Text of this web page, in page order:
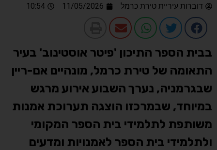
דוברות עיריית טירת כרמל
11/05/2026
10:54
בבית הספר התיכון 'פיטר אוסטינוב' בעיר
התאומה של טירת כרמל, מונהיים אם-ריין
שבגרמניה, נערך השבוע אירוע מרגש
במיוחד, שבמרכזו הוצגה תערוכת אמנות
משותפת לתלמידי בית הספר המקומי
ולתלמידי בית הספר לאמנויות ומדעים